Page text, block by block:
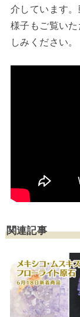
介しています
様子もご覧い
しみください。
関連記事